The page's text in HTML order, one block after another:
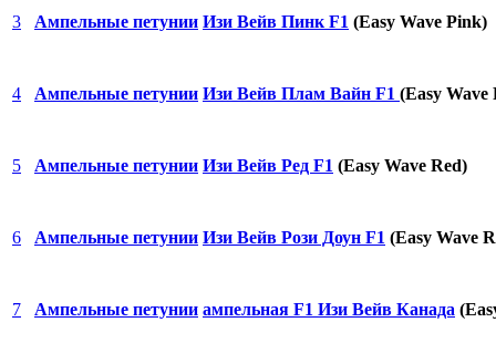
3 Ампельные петунии Изи Вейв Пинк F1 (Easy Wave Pink)
4 Ампельные петунии Изи Вейв Плам Вайн F1 (Easy Wave
5 Ампельные петунии Изи Вейв Ред F1 (Easy Wave Red)
6 Ампельные петунии Изи Вейв Рози Доун F1 (Easy Wave
7 Ампельные петунии ампельная F1 Изи Вейв Канада